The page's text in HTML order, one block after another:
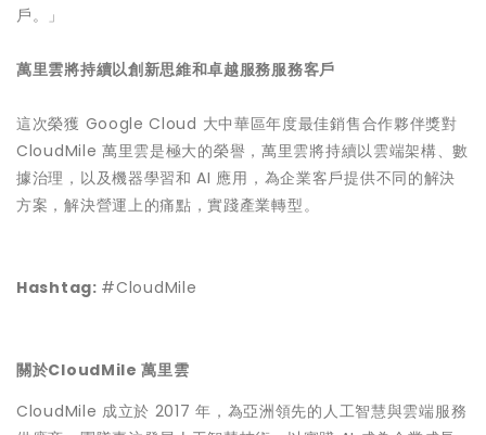
戶。」
萬里雲將持續以創新思維和卓越服務服務客戶
這次榮獲 Google Cloud 大中華區年度最佳銷售合作夥伴獎對
CloudMile 萬里雲是極大的榮譽，萬里雲將持續以雲端架構、數
據治理，以及機器學習和 AI 應用，為企業客戶提供不同的解決
方案，解決營運上的痛點，實踐產業轉型。
Hashtag: #CloudMile
關於CloudMile 萬里雲
CloudMile 成立於 2017 年，為亞洲領先的人工智慧與雲端服務